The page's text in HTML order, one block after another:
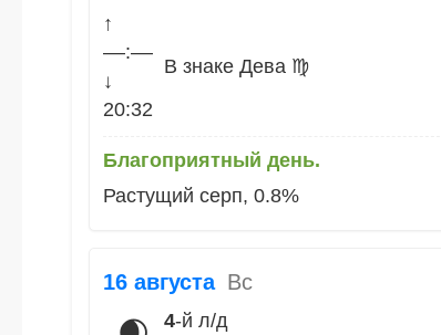
↑
––:––
↓
20:32
В знаке Дева ♍
Благоприятный день.
Растущий серп, 0.8%
16 августа Вс
4-й л/д